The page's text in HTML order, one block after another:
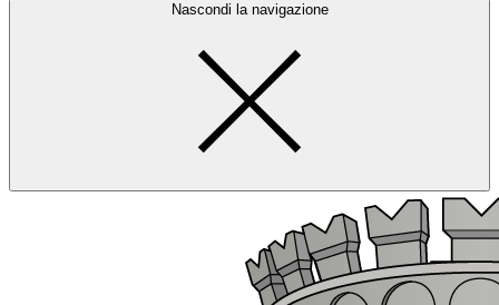
Nascondi la navigazione